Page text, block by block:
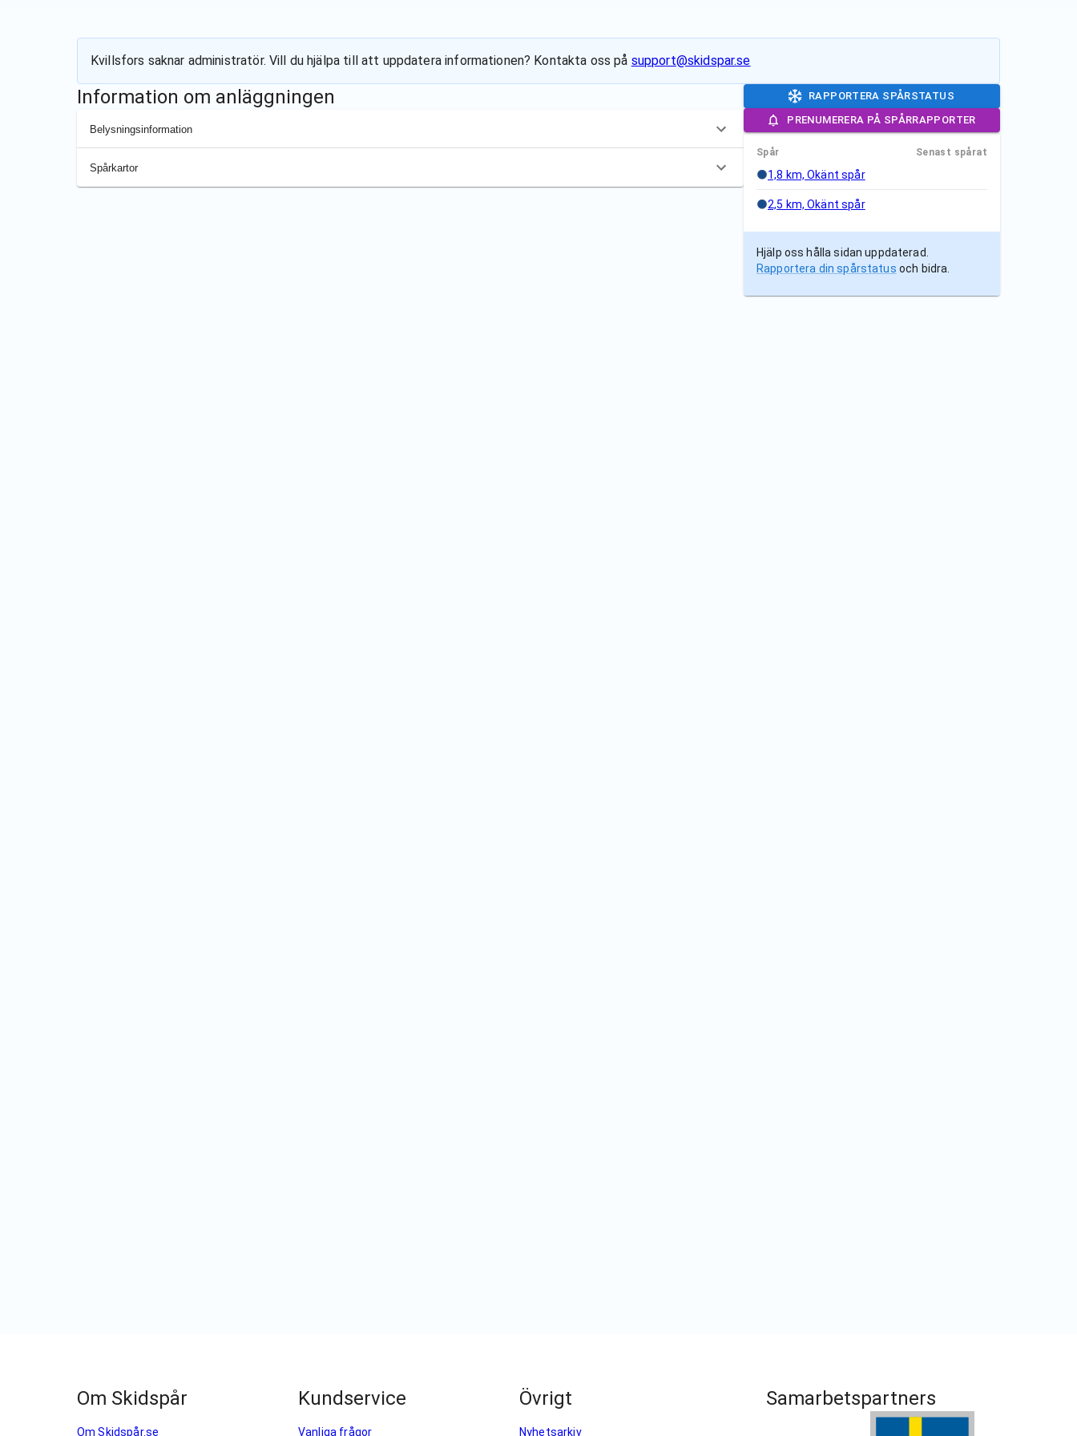
Kvillsfors saknar administratör. Vill du hjälpa till att uppdatera informationen? Kontakta oss på support@skidspar.se
Information om anläggningen
Belysningsinformation
Spårkartor
RAPPORTERA SPÅRSTATUS
PRENUMERERA PÅ SPÅRRAPPORTER
Spår Senast spårat
1,8 km, Okänt spår
2,5 km, Okänt spår
Hjälp oss hålla sidan uppdaterad.
Rapportera din spårstatus och bidra.
Om Skidspår
Om Skidspår.se
Kundservice
Vanliga frågor
Övrigt
Nyhetsarkiv
Samarbetspartners